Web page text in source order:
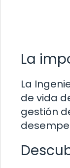
La
La
de vida
gestión